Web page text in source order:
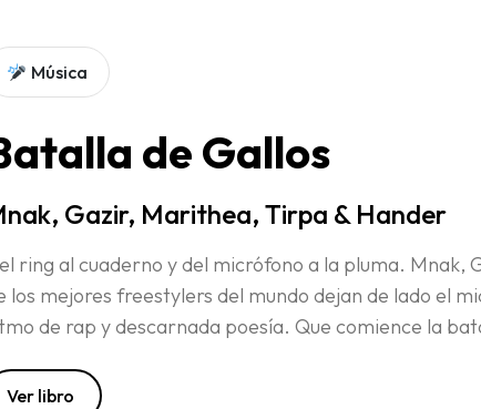
Música
de Gallos
Gazir, Marithea, Tirpa & Hander
ring al cuaderno y del micrófono a la pluma. Mnak,
los mejores freestylers del mundo dejan de lado el
de rap y descarnada poesía. Que comience la
Ver libro